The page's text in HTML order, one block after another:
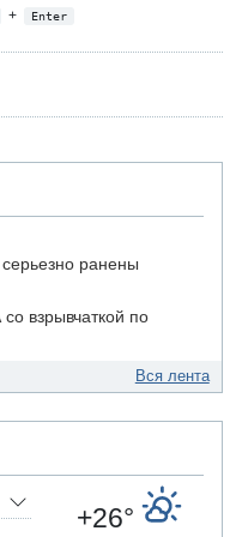
+ Enter
ранены
взрывчаткой по
маленьких детей
стену в
в хостеле - Гильбоа
Вся лента
+26°